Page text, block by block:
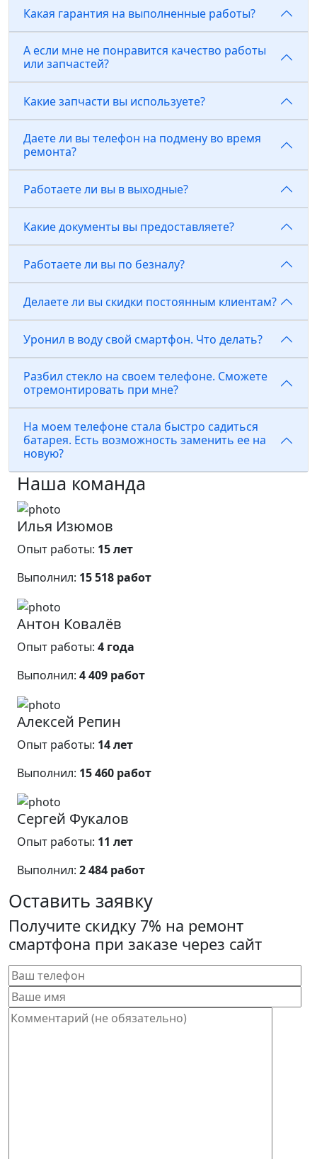
Какая гарантия на выполненные работы?
А если мне не понравится качество работы
или запчастей?
Какие запчасти вы используете?
Даете ли вы телефон на подмену во время
ремонта?
Работаете ли вы в выходные?
Какие документы вы предоставляете?
Работаете ли вы по безналу?
Делаете ли вы скидки постоянным клиентам?
Уронил в воду свой смартфон. Что делать?
Разбил стекло на своем телефоне. Сможете
отремонтировать при мне?
На моем телефоне стала быстро садиться
батарея. Есть возможность заменить ее на
новую?
Наша команда
Илья Изюмов
Опыт работы: 15 лет
Выполнил: 15 518 работ
Антон Ковалёв
Опыт работы: 4 года
Выполнил: 4 409 работ
Алексей Репин
Опыт работы: 14 лет
Выполнил: 15 460 работ
Сергей Фукалов
Опыт работы: 11 лет
Выполнил: 2 484 работ
Оставить заявку
Получите скидку 7% на ремонт
смартфона при заказе через сайт